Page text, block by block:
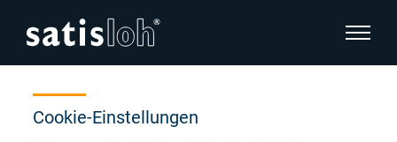
Cookie-Einstellungen
Seitennavigation verbergen